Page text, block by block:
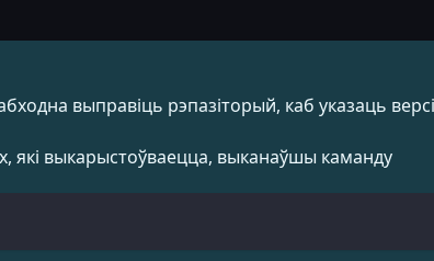
выправіць рэпазіторый, каб указаць
які выкарыстоўваецца, выканаўшы каманду